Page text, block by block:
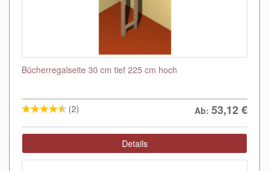
Bücherregalseite 30 cm tief 225 cm hoch
(2) Ab: 53,12€
Details